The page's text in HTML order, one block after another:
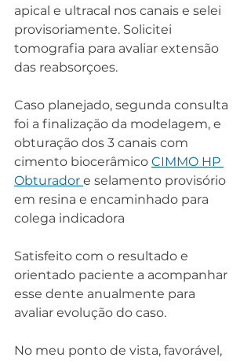
apical e ultracal nos canais e selei
provisoriamente. Solicitei
tomografia para avaliar extensão
das reabsorçoes.
Caso planejado, segunda consulta
foi a finalização da modelagem, e
obturação dos 3 canais com
cimento biocerâmico CIMMO HP
Obturador e selamento provisório
em resina e encaminhado para
colega indicadora
Satisfeito com o resultado e
orientado paciente a acompanhar
esse dente anualmente para
avaliar evolução do caso.
No meu ponto de vista, favorável,